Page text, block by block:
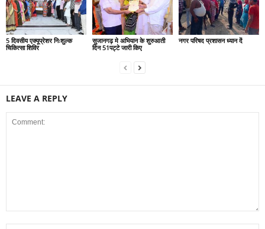
5 दिवसीय एक्यूप्रेशर निःशुल्क
चिकित्सा शिविर
सुजानगढ़ मे अभियान के शुरुआती
दिन 51पट्टे जारी किए
नगर परिषद प्रशासन ध्यान दें
LEAVE A REPLY